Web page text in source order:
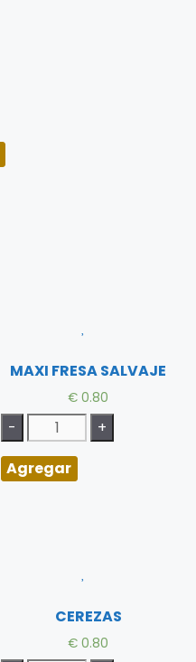
MAXI FRESA SALVAJE
€ 0.80
Agregar
CEREZAS
€ 0.80